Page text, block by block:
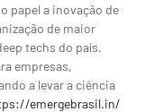
papel a inovação de
de maior
techs do país.
empresas,
a levar a ciência
emergebrasil.in/